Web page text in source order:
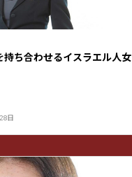
持ち合わせるイスラエル人女
日